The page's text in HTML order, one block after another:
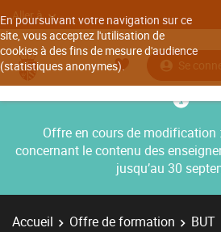
En poursuivant votre navigation sur ce
site, vous acceptez l'utilisation de
cookies à des fins de mesure d'audience
(statistiques anonymes).
Aller à
Se
Offre en cours de
concernant le contenu des
jusqu’au 30
Accueil Offre de formation
BUT